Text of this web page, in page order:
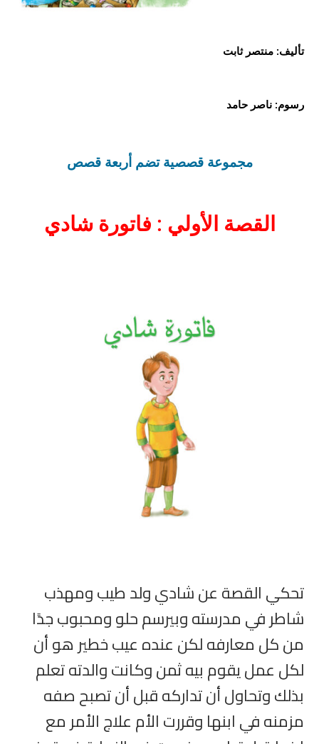
تأليف: منتصر ثابت
رسوم: ناصر حامد
مجموعة قصصية تضم أربعة قصص
القصة الأولي : فاتورة شادي
تحكي القصة عن شادي ولد طيب ومهذب
شاطر في مدرسته وبيرسم حلو ومحبوب جدًا
من كل معارفه لكن عنده عيب خطير هو أن
لكل عمل يقوم بيه ثمن وكانت والدته تعلم
بذلك وتحاول أن تداركه قبل أن تصبح صفه
مزمنه في ابنها وقررت الأم علاج الأمر مع